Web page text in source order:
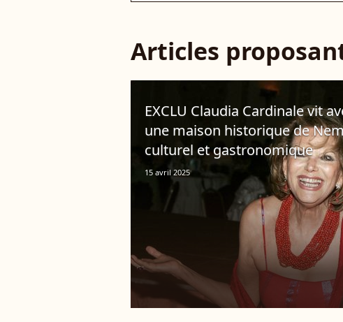
Articles
EXCLU Claudia Cardinale vit
une maison historique de
culturel et gastronomique
15 avril 2025